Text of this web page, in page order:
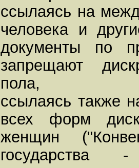
ссылаясь на
человека и
документы по
запрещают
пола,
ссылаясь также
всех форм
женщин
государства